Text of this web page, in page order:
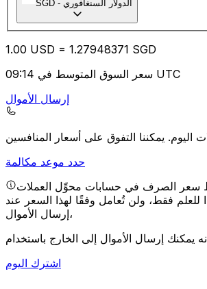
SGD - الدولار السنغافوري
1.00 USD = 1.27948371 SGD
سعر السوق المتوسط في 09:14 UTC
إرسال الأموال
اليوم.
حدد موعد مكالمة
سعر الصرف في حسابات محوِّل العملات
للعلم فقط، ولن تُعامل وفقًا لهذا السعر عند
إرسال الأموال،
اشترك اليوم